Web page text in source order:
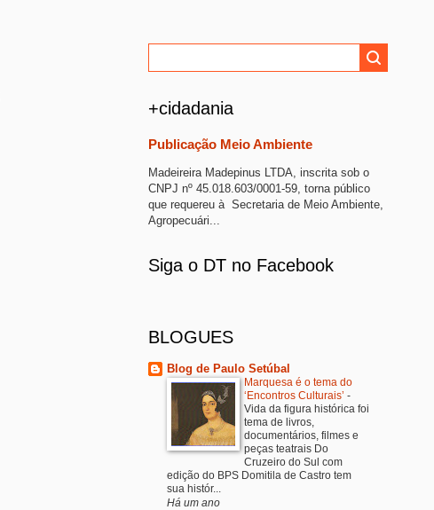
+cidadania
Publicação Meio Ambiente
Madeireira Madepinus LTDA, inscrita sob o
CNPJ nº 45.018.603/0001-59, torna público
que requereu à Secretaria de Meio Ambiente,
Agropecuári...
Siga o DT no Facebook
BLOGUES
Blog de Paulo Setúbal
Marquesa é o tema do
‘Encontros Culturais’ -
Vida da figura histórica foi
tema de livros,
documentários, filmes e
peças teatrais Do
Cruzeiro do Sul com
edição do BPS Domitila de Castro tem
sua histór...
Há um ano